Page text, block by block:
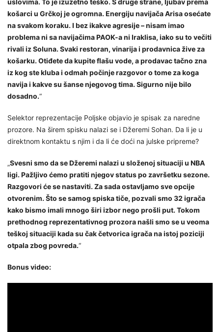
uslovima. To je izuzetno teško. S druge strane, ljubav prema
košarci u Grčkoj je ogromna. Energiju navijača Arisa osećate
na svakom koraku. I bez ikakve agresije – nisam imao
problema ni sa navijačima PAOK-a ni Iraklisa, iako su to večiti
rivali iz Soluna. Svaki restoran, vinarija i prodavnica žive za
košarku. Otiđete da kupite flašu vode, a prodavac tačno zna
iz kog ste kluba i odmah počinje razgovor o tome za koga
navija i kakve su šanse njegovog tima. Sigurno nije bilo
dosadno.“
Selektor reprezentacije Poljske objavio je spisak za naredne
prozore. Na širem spisku nalazi se i Džeremi Sohan. Da li je u
direktnom kontaktu s njim i da li će doći na julske pripreme?
„Svesni smo da se Džeremi nalazi u složenoj situaciji u NBA
ligi. Pažljivo ćemo pratiti njegov status po završetku sezone.
Razgovori će se nastaviti. Za sada ostavljamo sve opcije
otvorenim. Što se samog spiska tiče, pozvali smo 32 igrača
kako bismo imali mnogo širi izbor nego prošli put. Tokom
prethodnog reprezentativnog prozora našli smo se u veoma
teškoj situaciji kada su čak četvorica igrača na istoj poziciji
otpala zbog povreda.“
Bonus video: